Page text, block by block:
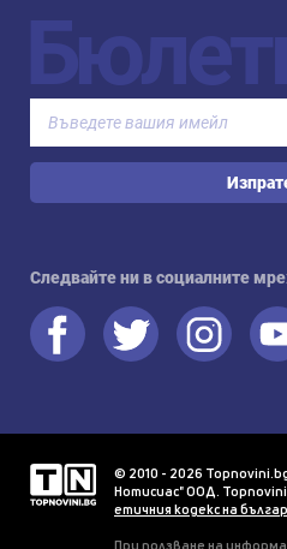
Следвайте ни в социалните
© 2010 - 2026
Нотисиас" ООД.
етичния кодекс на
При ползване на